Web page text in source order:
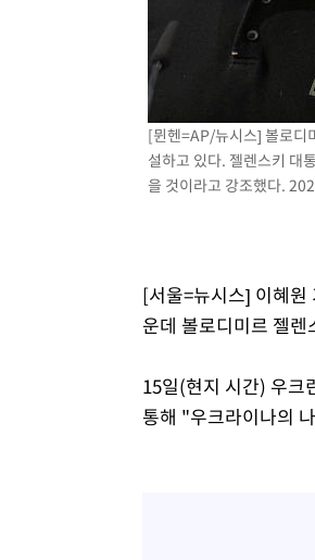
"여기 떨어졌다"…다누리, 스페
손흥민, 5경기 연속골 실패
내일까지 39도 '펄펄'…기상청 "
[뮌헨=AP/뉴시스] 볼로디
설하고 있다. 젤렌스키 대
을 것이라고 강조했다.
[서울=뉴시스] 이혜
운데 볼로디미르 젤
15일(현지 시간) 우크
통해 "우크라이나의